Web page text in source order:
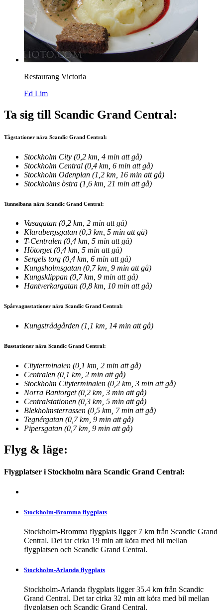
Restaurang Victoria
Ed Lim
Ta sig till Scandic Grand Central:
Tågstationer nära Scandic Grand Central:
Stockholm City (0,2 km, 4 min att gå)
Stockholm Central (0,4 km, 6 min att gå)
Stockholm Odenplan (1,2 km, 16 min att gå)
Stockholms östra (1,6 km, 21 min att gå)
Tunnelbana nära Scandic Grand Central:
Vasagatan (0,2 km, 2 min att gå)
Klarabergsgatan (0,3 km, 5 min att gå)
T-Centralen (0,4 km, 5 min att gå)
Hötorget (0,4 km, 5 min att gå)
Sergels torg (0,4 km, 6 min att gå)
Kungsholmsgatan (0,7 km, 9 min att gå)
Kungsklippan (0,7 km, 9 min att gå)
Hantverkargatan (0,8 km, 10 min att gå)
Spårvagnsstationer nära Scandic Grand Central:
Kungsträdgården (1,1 km, 14 min att gå)
Busstationer nära Scandic Grand Central:
Cityterminalen (0,1 km, 2 min att gå)
Centralen (0,1 km, 2 min att gå)
Stockholm Cityterminalen (0,2 km, 3 min att gå)
Norra Bantorget (0,2 km, 3 min att gå)
Centralstationen (0,3 km, 5 min att gå)
Blekholmsterrassen (0,5 km, 7 min att gå)
Tegnérgatan (0,7 km, 9 min att gå)
Pipersgatan (0,7 km, 9 min att gå)
Flyg & läge:
Flygplatser i Stockholm nära Scandic Grand Central:
Stockholm-Bromma flygplats
Stockholm-Bromma flygplats ligger 7 km från Scandic Grand
Central. Det tar cirka 19 min att köra med bil mellan
flygplatsen och Scandic Grand Central.
Stockholm-Arlanda flygplats
Stockholm-Arlanda flygplats ligger 35.4 km från Scandic
Grand Central. Det tar cirka 32 min att köra med bil mellan
flygplatsen och Scandic Grand Central.